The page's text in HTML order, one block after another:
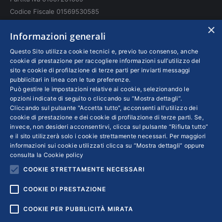
Codice Fiscale 01569530585
INFO LEGALI
Colophon editoriali
Disclaimer
Privacy
Coordinate Bancarie
×
Informazioni generali
Questo Sito utilizza cookie tecnici e, previo tuo consenso, anche
cookie di prestazione per raccogliere informazioni sull’utilizzo del
sito e cookie di profilazione di terze parti per inviarti messaggi
pubblicitari in linea con le tue preferenze.
Può gestire le impostazioni relative ai cookie, selezionando le
opzioni indicate di seguito o cliccando su “Mostra dettagli”.
Cliccando sul pulsante "Accetta tutto", acconsenti all'utilizzo dei
cookie di prestazione e dei cookie di profilazione di terze parti. Se,
invece, non desideri acconsentirvi, clicca sul pulsante “Rifiuta tutto”
e il sito utilizzerà solo i cookie strettamente necessari. Per maggiori
informazioni sui cookie utilizzati clicca su “Mostra dettagli” oppure
consulta la Cookie policy
COOKIE STRETTAMENTE NECESSARI
COOKIE DI PRESTAZIONE
COOKIE PER PUBBLICITÀ MIRATA